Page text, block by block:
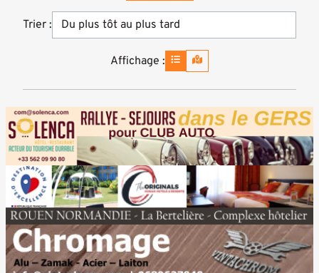
Trier :
Affichage :